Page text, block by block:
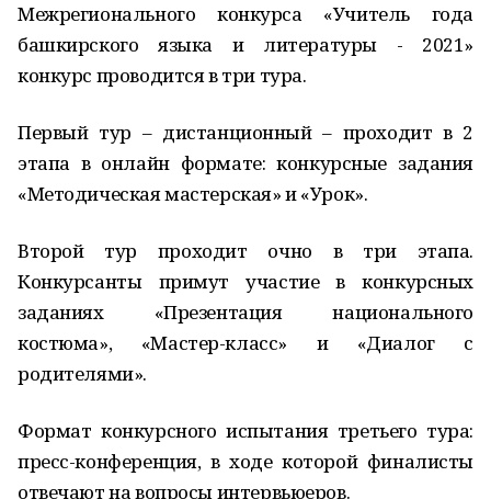
Межрегионального конкурса «Учитель года
башкирского языка и литературы - 2021»
конкурс проводится в три тура.
Первый тур – дистанционный – проходит в 2
этапа в онлайн формате: конкурсные задания
«Методическая мастерская» и «Урок».
Второй тур проходит очно в три этапа.
Конкурсанты примут участие в конкурсных
заданиях «Презентация национального
костюма», «Мастер-класс» и «Диалог с
родителями».
Формат конкурсного испытания третьего тура:
пресс-конференция, в ходе которой финалисты
отвечают на вопросы интервьюеров.